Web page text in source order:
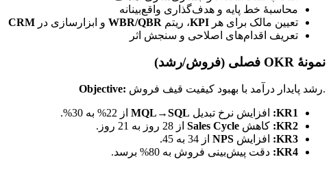
محاسبهٔ خط پایه و هدف‌گذاری واقع‌بینانه
تعیین مالک برای هر KPI، ریتم WBR/QBR و ابزارسازی در CRM
تعریف اقدام‌های اصلاحی و سنجش اثر
نمونهٔ OKR فصلی (فروش/رشد)
Objective: رشد پایدار درآمد با بهبود کیفیت قیف فروش.
KR1: افزایش نرخ تبدیل MQL→SQL از 22% به 30%.
KR2: کاهش Sales Cycle از 28 روز به 21 روز.
KR3:
افزایش NPS از 34 به 45.
KR4: دقت پیش‌بینی فروش به 80% برسد.